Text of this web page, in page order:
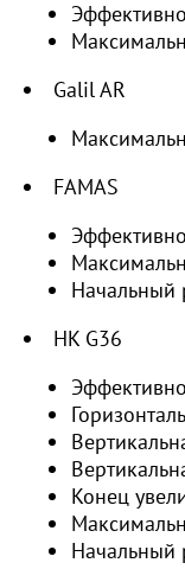
Galil AR
FAMAS
Начальный
HK G36
Конец
Начальный